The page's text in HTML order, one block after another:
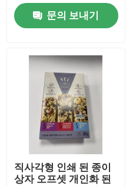
문의 보내기
직사각형 인쇄 된 종이
상자 오프셋 개인화 된